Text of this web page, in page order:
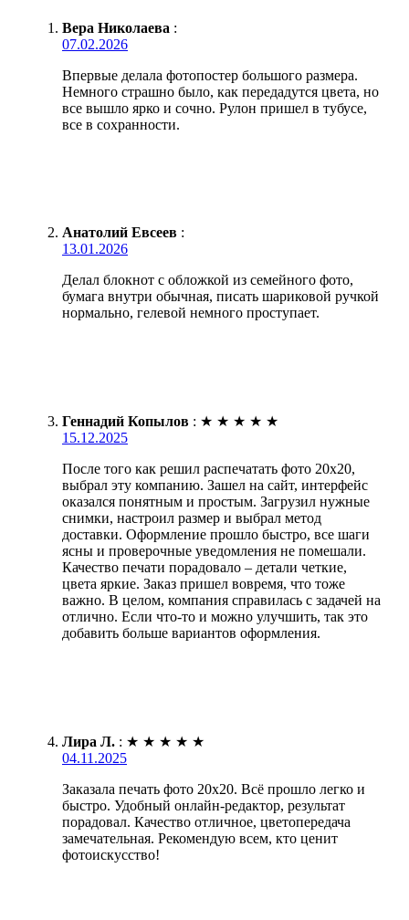
Вера Николаева :
07.02.2026
Впервые делала фотопостер большого размера.
Немного страшно было, как передадутся цвета, но
все вышло ярко и сочно. Рулон пришел в тубусе,
все в сохранности.
Анатолий Евсеев :
13.01.2026
Делал блокнот с обложкой из семейного фото,
бумага внутри обычная, писать шариковой ручкой
нормально, гелевой немного проступает.
Геннадий Копылов : ★ ★ ★ ★ ★
15.12.2025
После того как решил распечатать фото 20х20,
выбрал эту компанию. Зашел на сайт, интерфейс
оказался понятным и простым. Загрузил нужные
снимки, настроил размер и выбрал метод
доставки. Оформление прошло быстро, все шаги
ясны и проверочные уведомления не помешали.
Качество печати порадовало – детали четкие,
цвета яркие. Заказ пришел вовремя, что тоже
важно. В целом, компания справилась с задачей на
отлично. Если что-то и можно улучшить, так это
добавить больше вариантов оформления.
Лира Л. : ★ ★ ★ ★ ★
04.11.2025
Заказала печать фото 20х20. Всё прошло легко и
быстро. Удобный онлайн-редактор, результат
порадовал. Качество отличное, цветопередача
замечательная. Рекомендую всем, кто ценит
фотоискусство!